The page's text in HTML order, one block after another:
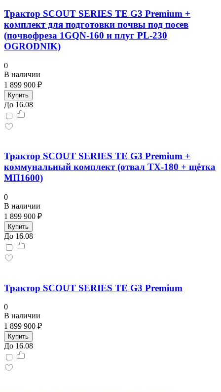
Трактор SCOUT SERIES TE G3 Premium +
комплект для подготовки почвы под посев
(почвофреза 1GQN-160 и плуг PL-230
OGRODNIK)
0
В наличии
1 899 900 ₽
Купить
До 16.08
Трактор SCOUT SERIES TE G3 Premium +
коммунальный комплект (отвал TX-180 + щётка
МП1600)
0
В наличии
1 899 900 ₽
Купить
До 16.08
Трактор SCOUT SERIES TE G3 Premium
0
В наличии
1 899 900 ₽
Купить
До 16.08